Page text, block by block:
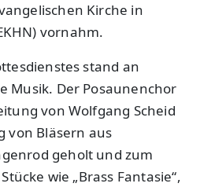
Kirche in
vornahm.
stand an
Musik. Der Posaunenchor
von Wolfgang Scheid
von Bläsern aus
geholt und zum
wie „Brass Fantasie“,